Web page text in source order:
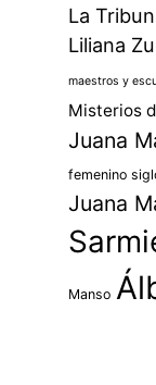
La
Liliana
maestros y
Misterios
Juana
femenino
Juana
Manso